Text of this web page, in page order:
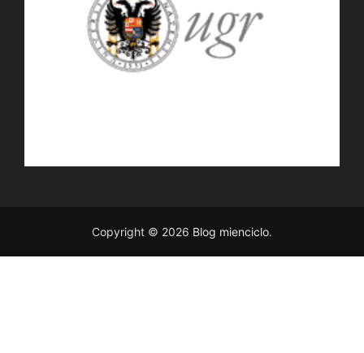
Copyright © 2026 Blog mienciclo.